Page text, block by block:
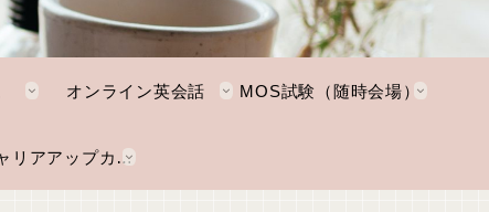
オンライン英会話 MOS試験（随時会場）
NKTキャリアアップカレッジ